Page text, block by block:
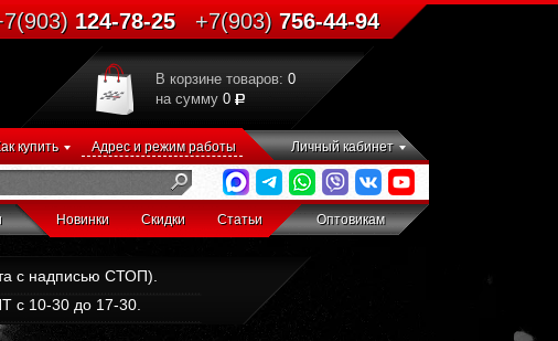
124-78-25 +7(903)756-44-94
В корзине товаров: 0
на сумму 0
купить Адрес и режим работы Личный кабинет
Новинки Скидки Статьи Оптовикам
с надписью СТОП).
с 10-30 до 17-30.